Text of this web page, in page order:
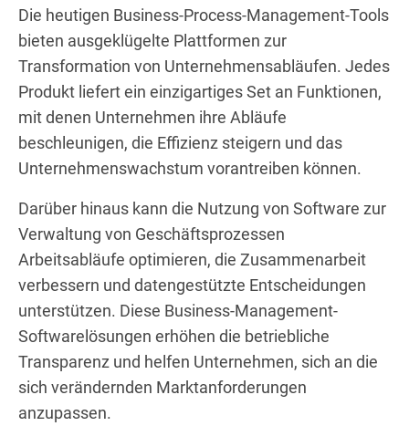
Die heutigen Business-Process-Management-Tools
bieten ausgeklügelte Plattformen zur
Transformation von Unternehmensabläufen. Jedes
Produkt liefert ein einzigartiges Set an Funktionen,
mit denen Unternehmen ihre Abläufe
beschleunigen, die Effizienz steigern und das
Unternehmenswachstum vorantreiben können.
Darüber hinaus kann die Nutzung von Software zur
Verwaltung von Geschäftsprozessen
Arbeitsabläufe optimieren, die Zusammenarbeit
verbessern und datengestützte Entscheidungen
unterstützen. Diese Business-Management-
Softwarelösungen erhöhen die betriebliche
Transparenz und helfen Unternehmen, sich an die
sich verändernden Marktanforderungen
anzupassen.